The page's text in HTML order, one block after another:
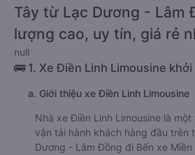
Tây từ Lạc Dương - Lâm
lượng cao, uy tín, giá rẻ
null
🚌 1. Xe Điền Linh Limousine
a. Giới thiệu xe Điền Linh Limousine
Nhà xe Điền Linh Limousine là
vận tải hành khách hàng đầu trên
Dương - Lâm Đồng đi Bến xe